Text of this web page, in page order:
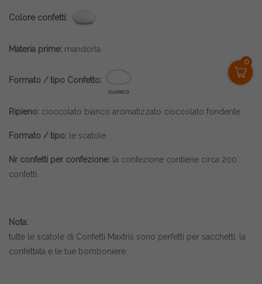
0
Colore confetti:
Materia prime: mandorla
Formato / tipo Confetto:
Ripieno: cioccolato bianco aromatizzato cioccolato fondente
Formato / tipo: le scatole
Nr confetti per confezione: la confezione contiene circa 200
confetti.
Nota:
tutte le scatole di Confetti Maxtris sono perfetti per sacchetti, la
confettata e le tue bomboniere.